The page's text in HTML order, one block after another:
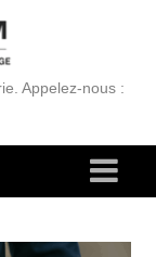
Appelez-nous :